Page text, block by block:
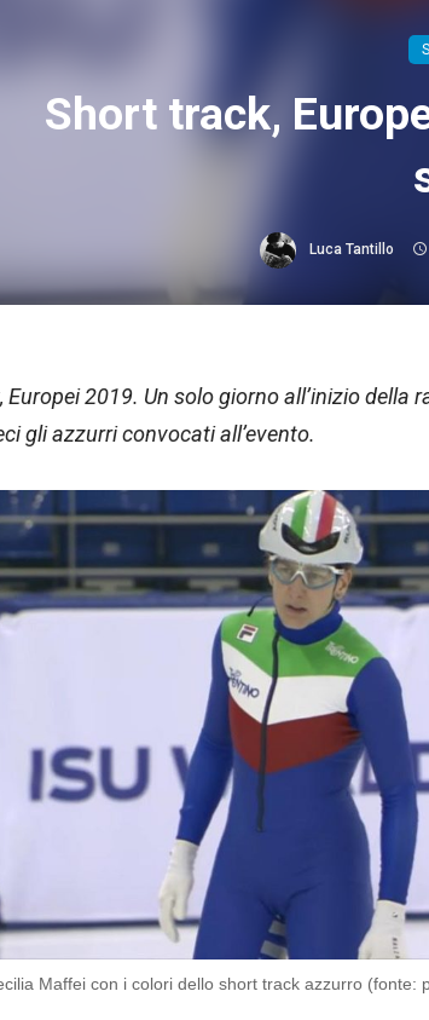
Short track,
Luca Tantillo
Europei 2019. Un solo giorno all’inizio della
gli azzurri convocati all’evento.
Maffei con i colori dello short track azzurro (fonte: